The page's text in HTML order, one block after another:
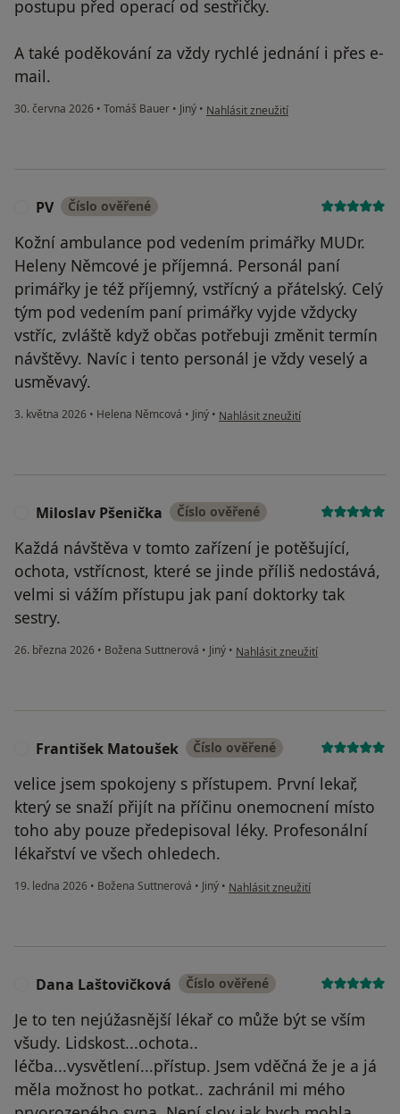
postupu před operací od sestřičky.
A také poděkování za vždy rychlé jednání i přes e-
mail.
30. června 2026 • Tomáš Bauer • Jiný • podle názoru uživatele M.D.
Nahlásit zneužití
PV Číslo ověřené
Kožní ambulance pod vedením primářky MUDr.
Heleny Němcové je příjemná. Personál paní
primářky je též příjemný, vstřícný a přátelský. Celý
tým pod vedením paní primářky vyjde vždycky
vstříc, zvláště když občas potřebuji změnit termín
návštěvy. Navíc i tento personál je vždy veselý a
usměvavý.
3. května 2026 • Helena Němcová • Jiný • podle názoru uživatele PV
Nahlásit zneužití
Miloslav Pšenička Číslo ověřené
Každá návštěva v tomto zařízení je potěšující,
ochota, vstřícnost, které se jinde příliš nedostává,
velmi si vážím přístupu jak paní doktorky tak
sestry.
26. března 2026 • Božena Suttnerová • Jiný • podle názoru uživatele Miloslav
Nahlásit zneužití
František Matoušek Číslo ověřené
velice jsem spokojeny s přístupem. První lekař,
který se snaží přijít na příčinu onemocnení místo
toho aby pouze předepisoval léky. Profesonální
lékařství ve všech ohledech.
19. ledna 2026 • Božena Suttnerová • Jiný • podle názoru uživatele František
Nahlásit zneužití
Dana Laštovičková Číslo ověřené
Je to ten nejúžasnější lékař co může být se vším
všudy. Lidskost...ochota..
léčba...vysvětlení...přístup. Jsem vděčná že je a já
měla možnost ho potkat.. zachránil mi mého